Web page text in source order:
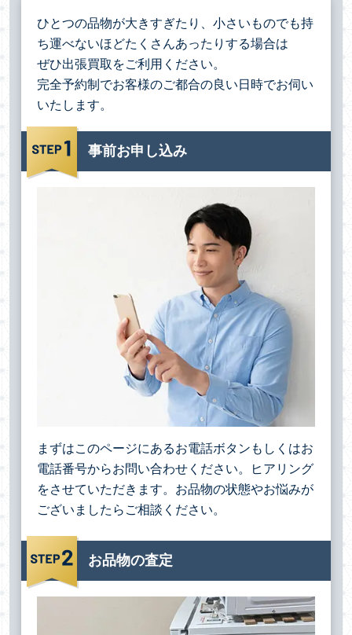
ひとつの品物が大きすぎたり、小さいものでも持
ち運べないほどたくさんあったりする場合は
ぜひ出張買取をご利用ください。
完全予約制でお客様のご都合の良い日時でお伺い
いたします。
事前お申し込み
まずはこのページにあるお電話ボタンもしくはお
電話番号からお問い合わせください。ヒアリング
をさせていただきます。お品物の状態やお悩みが
ございましたらご相談ください。
お品物の査定